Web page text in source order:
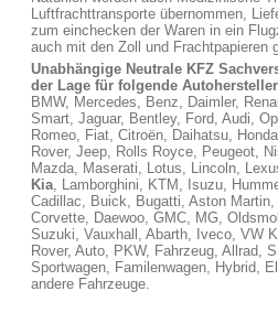
Luftfrachttransporte übernommen,
zum einchecken der Waren in ein
auch mit den Zoll und Frachtpapieren
Unabhängige Neutrale KFZ
der Lage für folgende
BMW, Mercedes, Benz, Daimler,
Smart, Jaguar, Bentley, Ford, Audi,
Romeo, Fiat, Citroën, Daihatsu,
Rover, Jeep, Rolls Royce, Peugeot,
Mazda, Maserati, Lotus, Lincoln,
Kia, Lamborghini, KTM, Isuzu,
Cadillac, Buick, Bugatti, Aston
Corvette, Daewoo, GMC, MG,
Suzuki, Vauxhall, Abarth, Iveco, VW
Rover, Auto, PKW, Fahrzeug, Allrad,
Sportwagen, Familenwagen, Hybrid,
andere Fahrzeuge.